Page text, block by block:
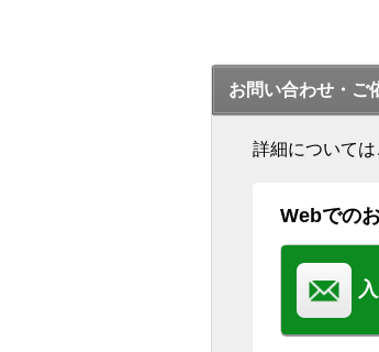
お問い合わせ・ご
詳細については
Webでの